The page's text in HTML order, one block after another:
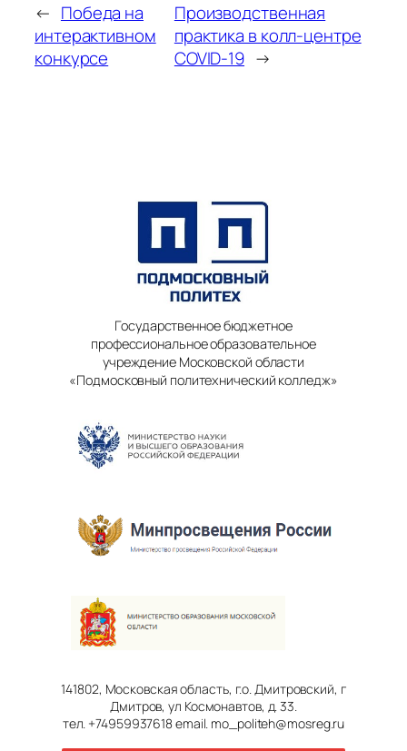
← Победа на
интерактивном
конкурсе
Производственная
практика в колл-центре
COVID-19 →
Государственное бюджетное
профессиональное образовательное
учреждение Московской области
«Подмосковный политехнический колледж»
141802, Московская область, г.о. Дмитровский, г
Дмитров, ул Космонавтов, д. 33.
тел. +74959937618 email. mo_politeh@mosreg.ru